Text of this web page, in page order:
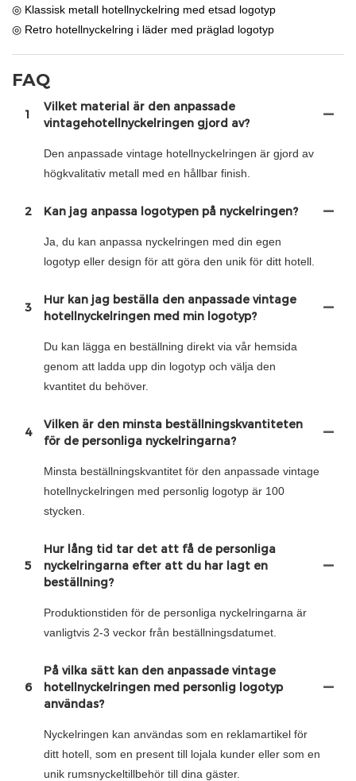
◎ Klassisk metall hotellnyckelring med etsad logotyp
◎ Retro hotellnyckelring i läder med präglad logotyp
FAQ
1
Vilket material är den anpassade
vintagehotellnyckelringen gjord av?
Den anpassade vintage hotellnyckelringen är gjord av
högkvalitativ metall med en hållbar finish.
2 Kan jag anpassa logotypen på nyckelringen?
Ja, du kan anpassa nyckelringen med din egen
logotyp eller design för att göra den unik för ditt hotell.
3
Hur kan jag beställa den anpassade vintage
hotellnyckelringen med min logotyp?
Du kan lägga en beställning direkt via vår hemsida
genom att ladda upp din logotyp och välja den
kvantitet du behöver.
4
Vilken är den minsta beställningskvantiteten
för de personliga nyckelringarna?
Minsta beställningskvantitet för den anpassade vintage
hotellnyckelringen med personlig logotyp är 100
stycken.
5
Hur lång tid tar det att få de personliga
nyckelringarna efter att du har lagt en
beställning?
Produktionstiden för de personliga nyckelringarna är
vanligtvis 2-3 veckor från beställningsdatumet.
6
På vilka sätt kan den anpassade vintage
hotellnyckelringen med personlig logotyp
användas?
Nyckelringen kan användas som en reklamartikel för
ditt hotell, som en present till lojala kunder eller som en
unik rumsnyckeltillbehör till dina gäster.